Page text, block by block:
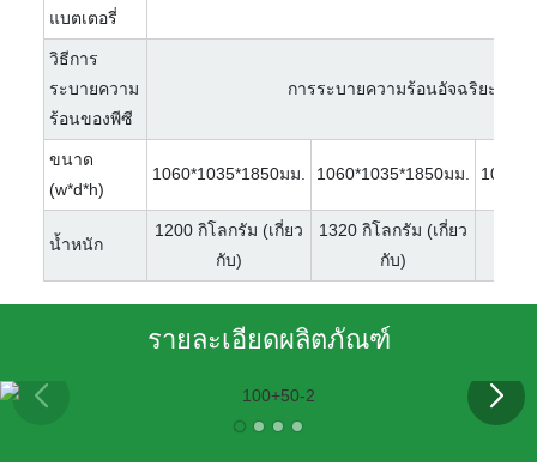
แบตเตอรี่
วิธีการ
ระบายความ
ร้อนของพีซี
การระบายความร้อนอัจฉริยะ
ขนาด
(w*d*h)
1060*1035*1850มม. 1060*1035*1850มม.
น้ำหนัก
1200 กิโลกรัม (เกี่ยว
กับ)
1320 กิโลกรัม (เกี่ยว
กับ)
รายละเอียดผลิตภัณฑ์